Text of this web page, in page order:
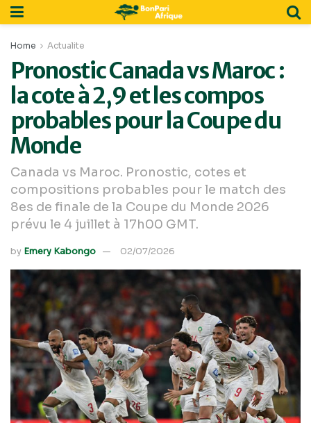
Home Actualite
Pronostic Canada vs Maroc :
la cote à 2,9 et les compos
probables pour la Coupe du
Monde
Canada vs Maroc. Pronostic, cotes et
compositions probables pour le match des
8es de finale de la Coupe du Monde 2026
prévu le 4 juillet à 17h00 GMT.
by Emery Kabongo 02/07/2026